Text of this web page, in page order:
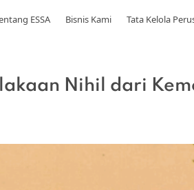
ESSA Bisnis Kami Tata Kelola
Nihil dari